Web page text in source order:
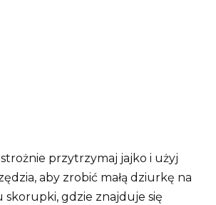
przytrzymaj jajko i użyj
aby zrobić małą dziurkę na
skorupki, gdzie znajduje się